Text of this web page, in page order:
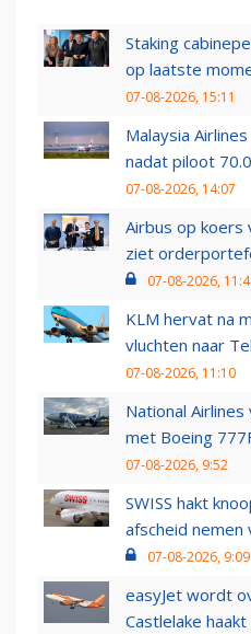
Staking
op laatste
07-08-2026, 15:11
Malaysia
nadat piloot
07-08-2026, 14:07
Airbus op koers
ziet
07-08-2026,
KLM hervat na
vluchten naar
07-08-2026, 11:10
National
met Boeing
07-08-2026, 9:52
SWISS hakt
afscheid
07-08-2026, 9:09
easyJet wordt
Castlelake haakt